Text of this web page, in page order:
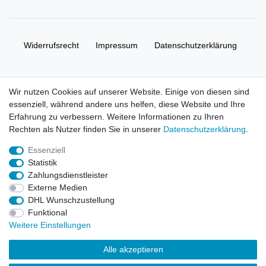
Widerrufs­recht Impressum Daten­schutz­erklärung
© Copyright 2026 | Alle Rechte vorbehalten. HL-
Handelsgesellschaft mbH.
Alle Markennamen, Warenzeichen sowie sämtliche Produktbilder
und Beschreibungen sind Eigentum Ihrer rechtmäßigen
Eigentümer und dienen hier nur der Beschreibung.
Preise nur für registrierte Händler, ansonsten zeigt der Shop 0,00
€
LEGO, das LEGO Logo, die Minifigur, DUPLO, LEGENDS OF
CHIMA, NINJAGO, BIONICLE, MINDSTORMS und MIXELS sind
Wir nutzen Cookies auf unserer Website. Einige von diesen sind
essenziell, während andere uns helfen, diese Website und Ihre
Erfahrung zu verbessern. Weitere Informationen zu Ihren
Rechten als Nutzer finden Sie in unserer Daten­schutz­erklärung
Essenziell
Statistik
Zahlungsdienstleister
Externe Medien
DHL Wunschzustellung
Funktional
Weitere Einstellungen
Alle akzeptieren